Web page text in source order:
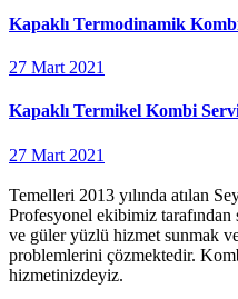
Kapaklı Termodinamik
27 Mart 2021
Kapaklı Termikel Kombi
27 Mart 2021
Temelleri 2013 yılında atılan
Profesyonel ekibimiz
ve güler yüzlü hizmet sunmak
problemlerini çözmektedir.
hizmetinizdeyiz.